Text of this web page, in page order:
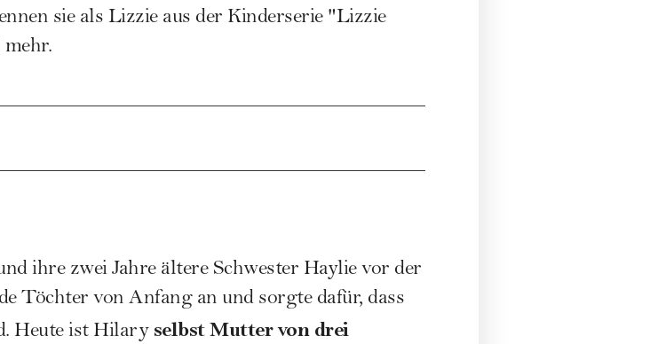
sie als Lizzie aus der Kinderserie "Lizzie
ihre zwei Jahre ältere Schwester Haylie vor der
Töchter von Anfang an und sorgte dafür, dass
Heute ist Hilary selbst Mutter von drei